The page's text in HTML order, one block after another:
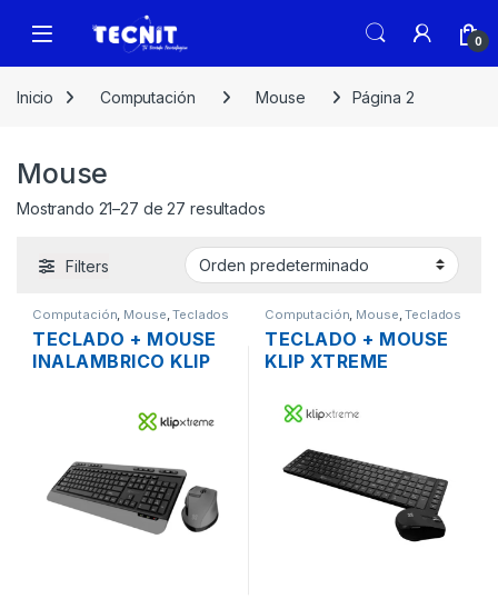
0
Inicio Computación Mouse Página 2
Mouse
Mostrando 21–27 de 27 resultados
Filters
Computación, Mouse,Teclados
TECLADO + MOUSE
INALAMBRICO KLIP
Computación, Mouse,Teclados
TECLADO + MOUSE
KLIP XTREME
270S INALAMBRICO